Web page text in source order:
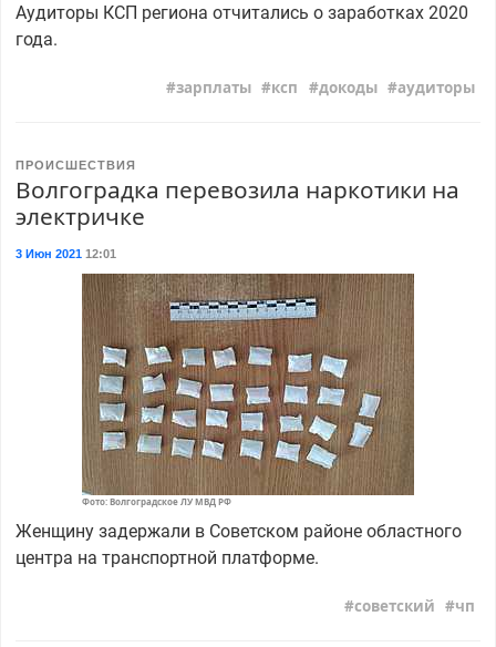
Аудиторы КСП региона отчитались о заработках 2020
года.
зарплаты ксп докоды аудиторы
ПРОИСШЕСТВИЯ
Волгоградка перевозила наркотики на
электричке
3 Июн 202112:01
Фото: Волгоградское ЛУ МВД РФ
Женщину задержали в Советском районе областного
центра на транспортной платформе.
советский чп